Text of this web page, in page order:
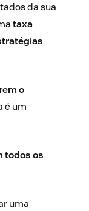
da sua
taxa
o
é um
todos os
uma